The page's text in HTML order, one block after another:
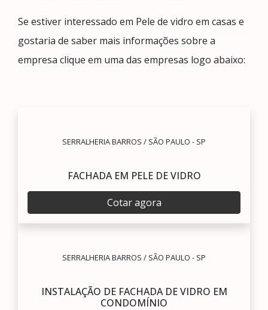
Se estiver interessado em Pele de vidro em casas e
gostaria de saber mais informações sobre a
empresa clique em uma das empresas logo abaixo:
SERRALHERIA BARROS / SÃO PAULO - SP
FACHADA EM PELE DE VIDRO
Cotar agora
SERRALHERIA BARROS / SÃO PAULO - SP
INSTALAÇÃO DE FACHADA DE VIDRO EM
CONDOMÍNIO